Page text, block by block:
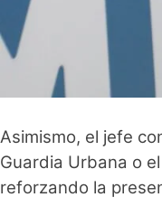
Asimismo, el jefe
Guardia Urbana o
reforzando la